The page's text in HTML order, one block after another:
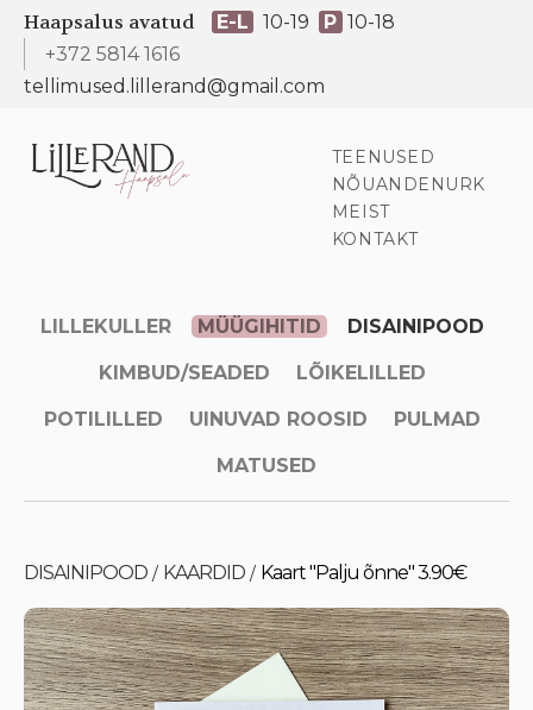
Haapsalus avatud E-L 10-19 P 10-18
+372 5814 1616
tellimused.lillerand@gmail.com
TEENUSED
NÕUANDENURK
MEIST
KONTAKT
LILLEKULLER MÜÜGIHITID DISAINIPOOD
KIMBUD/SEADED LÕIKELILLED
POTILILLED UINUVAD ROOSID PULMAD
MATUSED
DISAINIPOOD / KAARDID / Kaart "Palju õnne" 3.90€